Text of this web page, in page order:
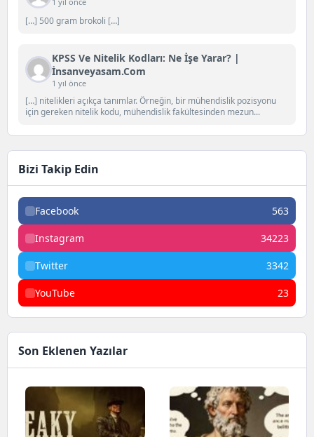
[…] 500 gram brokoli […]
KPSS Ve Nitelik Kodları: Ne İşe Yarar? |
İnsanveyasam.com
1 yıl önce
[…] nitelikleri açıkça tanımlar. Örneğin, bir mühendislik pozisyonu
için gereken nitelik kodu, mühendislik fakültesinden mezun...
Bizi Takip Edin
Facebook 563
Instagram 34223
Twitter 3342
YouTube 23
Son Eklenen Yazılar